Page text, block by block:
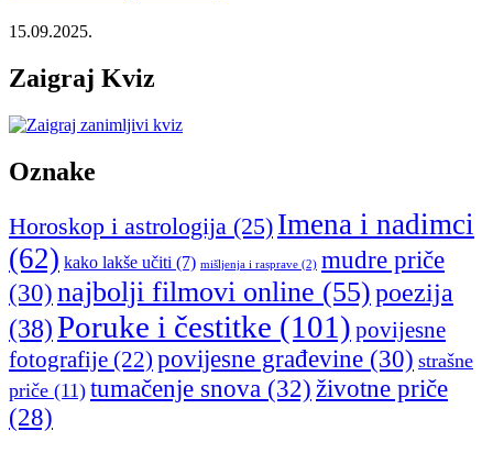
15.09.2025.
Zaigraj Kviz
Oznake
Horoskop i astrologija (25) Imena i nadimci
(62) kako lakše učiti (7) mišljenja i rasprave (2) mudre priče
(30) najbolji filmovi online (55)poezija
(38)Poruke i čestitke (101) povijesne
fotografije (22) povijesne građevine (30) strašne
priče (11) tumačenje snova (32) životne priče
(28)